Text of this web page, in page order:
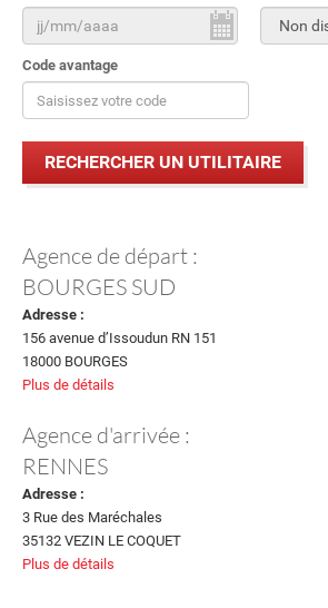
Code avantage
Agence de départ :
BOURGES SUD
Adresse :
156 avenue d’Issoudun RN 151
18000 BOURGES
Plus de détails
Agence d'arrivée :
RENNES
Adresse :
3 Rue des Maréchales
35132 VEZIN LE COQUET
Plus de détails